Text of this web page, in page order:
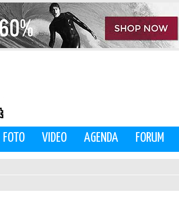
FOTO VIDEO AGENDA FORUM